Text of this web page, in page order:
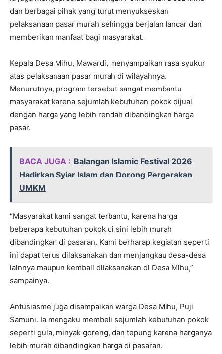
dan berbagai pihak yang turut menyukseskan
pelaksanaan pasar murah sehingga berjalan lancar dan
memberikan manfaat bagi masyarakat.
Kepala Desa Mihu, Mawardi, menyampaikan rasa syukur
atas pelaksanaan pasar murah di wilayahnya.
Menurutnya, program tersebut sangat membantu
masyarakat karena sejumlah kebutuhan pokok dijual
dengan harga yang lebih rendah dibandingkan harga
pasar.
BACA JUGA : Balangan Islamic Festival 2026
Hadirkan Syiar Islam dan Dorong Pergerakan
UMKM
“Masyarakat kami sangat terbantu, karena harga
beberapa kebutuhan pokok di sini lebih murah
dibandingkan di pasaran. Kami berharap kegiatan seperti
ini dapat terus dilaksanakan dan menjangkau desa-desa
lainnya maupun kembali dilaksanakan di Desa Mihu,”
sampainya.
Antusiasme juga disampaikan warga Desa Mihu, Puji
Samuni. Ia mengaku membeli sejumlah kebutuhan pokok
seperti gula, minyak goreng, dan tepung karena harganya
lebih murah dibandingkan harga di pasaran.